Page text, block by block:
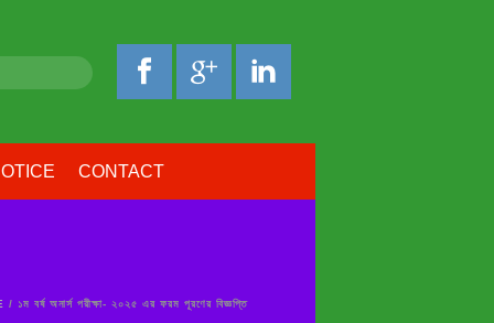
CONTACT
/ ১ম বর্ষ অনার্স পরীক্ষা- ২০২৫ এর ফরম পূরণের বিজ্ঞপ্তি